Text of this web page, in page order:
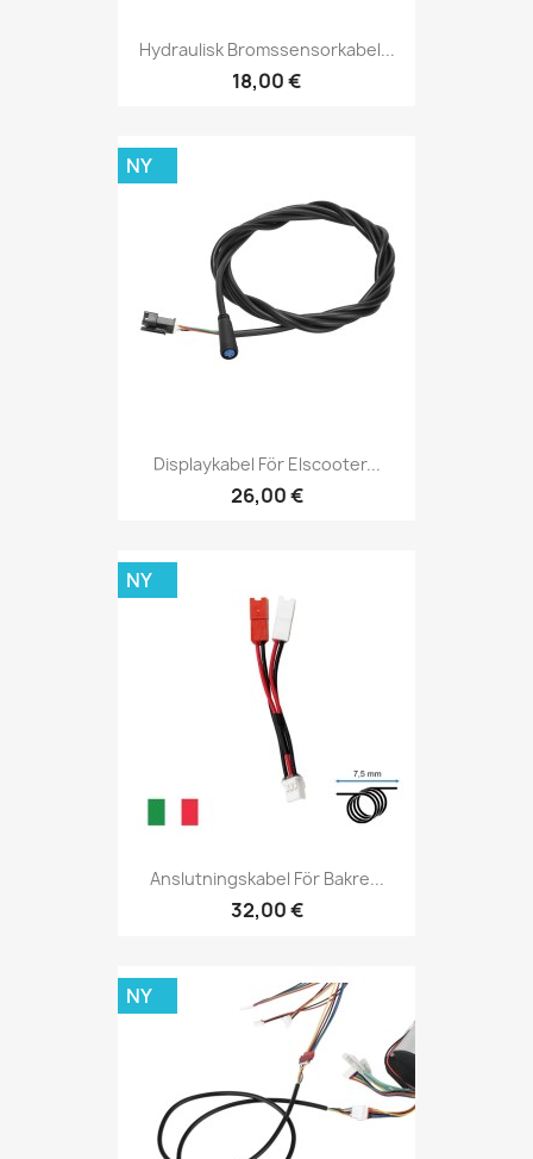
Hydraulisk Bromssensorkabel...
18,00 €
Displaykabel För Elscooter...
26,00 €
NY
Anslutningskabel För Bakre...
32,00 €
NY
NY